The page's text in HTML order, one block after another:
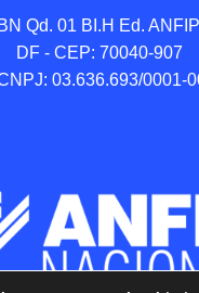
Qd. 01 BI.H Ed.
DF - CEP: 70040-907
03.636.693/0001-